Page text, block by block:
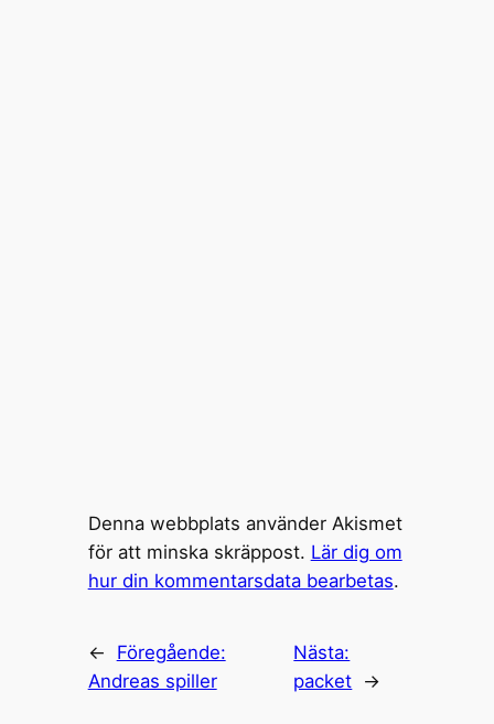
Denna webbplats använder Akismet
för att minska skräppost. Lär dig om
hur din kommentarsdata bearbetas.
←
Föregående:
Andreas spiller
Nästa:
packet →